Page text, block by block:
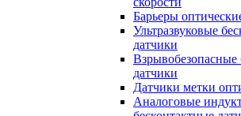
Барьеры
Ультразвуковые
датчики
Взрывобезопасные
датчики
Датчики метки
Аналоговые